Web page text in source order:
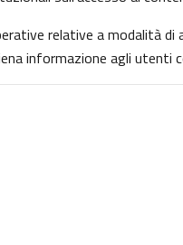
relative a modalità
informazione agli utenti